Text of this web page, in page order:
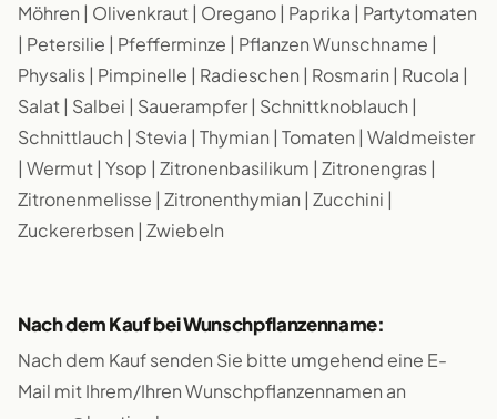
Möhren | Olivenkraut | Oregano | Paprika | Partytomaten
| Petersilie | Pfefferminze | Pflanzen Wunschname |
Physalis | Pimpinelle | Radieschen | Rosmarin | Rucola |
Salat | Salbei | Sauerampfer | Schnittknoblauch |
Schnittlauch | Stevia | Thymian | Tomaten | Waldmeister
| Wermut | Ysop | Zitronenbasilikum | Zitronengras |
Zitronenmelisse | Zitronenthymian | Zucchini |
Zuckererbsen | Zwiebeln
Nach dem Kauf bei Wunschpflanzenname:
Nach dem Kauf senden Sie bitte umgehend eine E-
Mail mit Ihrem/Ihren Wunschpflanzennamen an